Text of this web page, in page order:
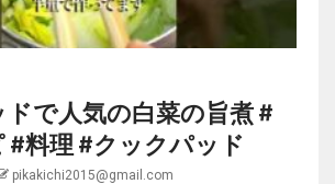
で人気の白菜の旨煮 #
#料理 #クックパッド
pikakichi2015@gmail.com